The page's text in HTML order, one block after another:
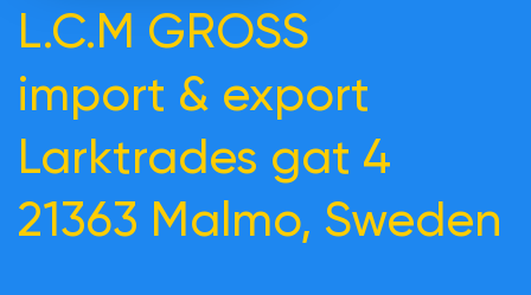
L.C.M GROSS
import & export
Larktrades gat 4
21363 Malmo, Sweden